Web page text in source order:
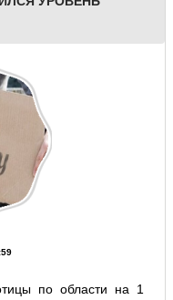
по области на 1